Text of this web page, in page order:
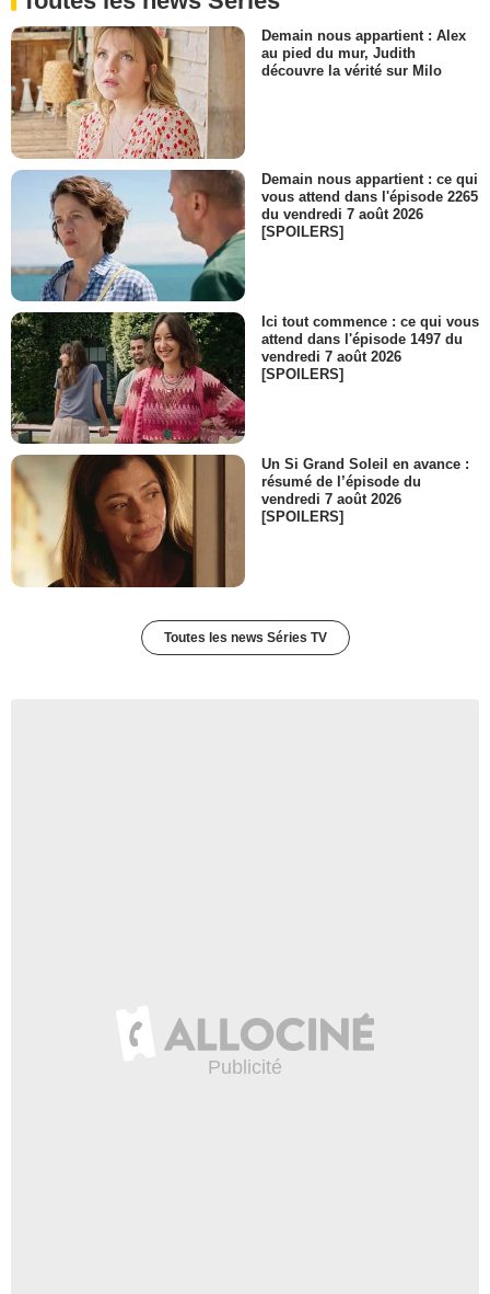
Demain nous appartient : Alex
au pied du mur, Judith
découvre la vérité sur Milo
Demain nous appartient : ce qui
vous attend dans l'épisode 2265
du vendredi 7 août 2026
[SPOILERS]
Ici tout commence : ce qui vous
attend dans l'épisode 1497 du
vendredi 7 août 2026
[SPOILERS]
Un Si Grand Soleil en avance :
résumé de l’épisode du
vendredi 7 août 2026
[SPOILERS]
Toutes les news Séries TV